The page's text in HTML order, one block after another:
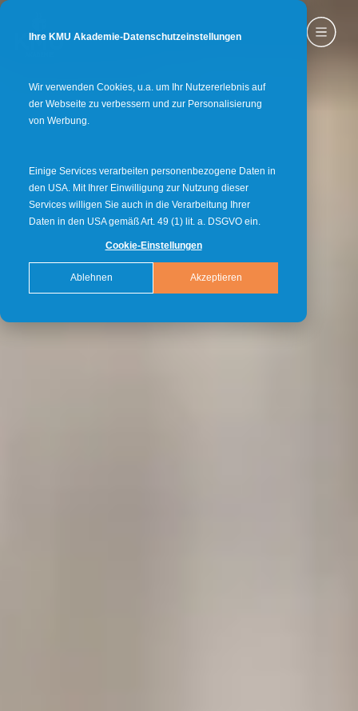
Ihre KMU Akademie-Datenschutzeinstellungen
Wir verwenden Cookies, u.a. um Ihr Nutzererlebnis auf
der Webseite zu verbessern und zur Personalisierung
von Werbung.
Einige Services verarbeiten personenbezogene Daten in
den USA. Mit Ihrer Einwilligung zur Nutzung dieser
Services willigen Sie auch in die Verarbeitung Ihrer
Daten in den USA gemäß Art. 49 (1) lit. a. DSGVO ein.
Cookie-Einstellungen
Akzeptieren
Ablehnen